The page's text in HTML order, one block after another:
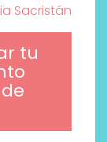
Sacristán
tu